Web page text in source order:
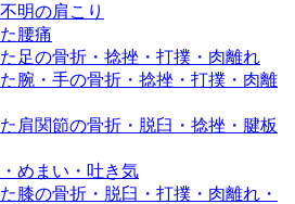
明の肩こり
腰痛
足の骨折・捻挫・打撲・肉離れ
腕・手の骨折・捻挫・打撲・肉離
肩関節の骨折・脱臼・捻挫・腱板
めまい・吐き気
膝の骨折・脱臼・打撲・肉離れ・